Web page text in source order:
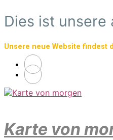
Zum
Hauptinhalt
Dies ist unsere
Unsere neue Website findest
Karte von